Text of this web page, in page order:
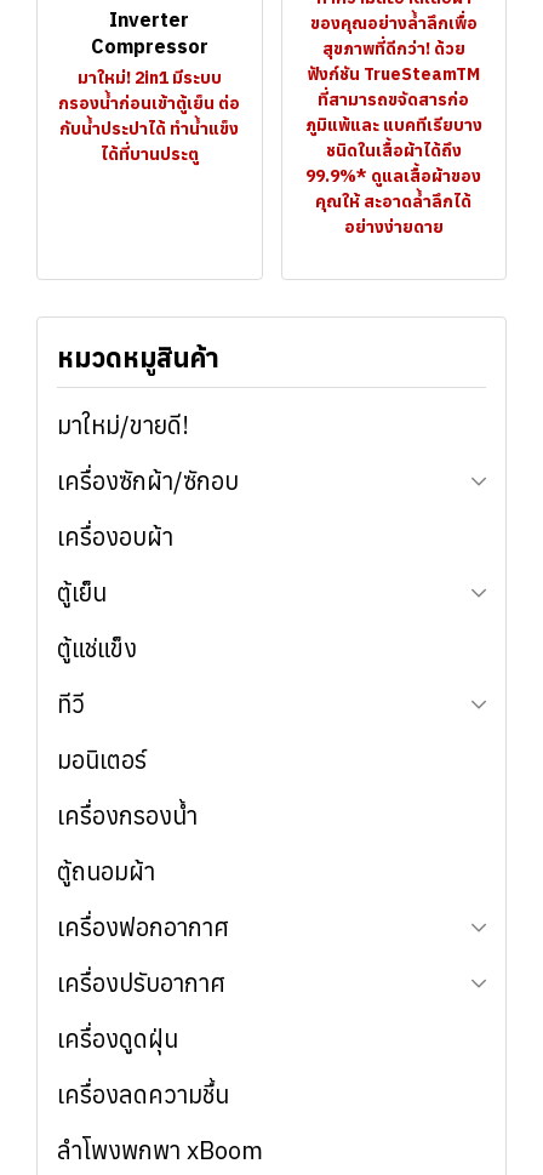
Inverter
Compressor
มาใหม่! 2in1 มีระบบ
กรองน้ำก่อนเข้าตู้เย็น ต่อ
กับน้ำประปาได้ ทำน้ำแข็ง
ได้ที่บานประตู
ของคุณอย่างล้ำลึกเพื่อ
สุขภาพที่ดีกว่า! ด้วย
ฟังก์ชัน TrueSteamTM
ที่สามารถขจัดสารก่อ
ภูมิแพ้และ แบคทีเรียบาง
ชนิดในเสื้อผ้าได้ถึง
99.9%* ดูแลเสื้อผ้าของ
คุณให้ สะอาดล้ำลึกได้
อย่างง่ายดาย
หมวดหมูสินค้า
มาใหม่/ขายดี!
เครื่องซักผ้า/ซักอบ
เครื่องซักผ้าฝาหน้า
ซักอบในเครื่องเดียว
เครื่องซักผ้าอบผ้าคู่ (WashTower)
เครื่องอบผ้า
ตู้เย็น
รุ่น 2 ประตู (ซ้าย-ขวา)
รุ่น 2 ประตู (บน-ล่าง)
ตู้แช่แข็ง
ทีวี
OLED
QNED
มอนิเตอร์
เครื่องกรองน้ำ
ตู้ถนอมผ้า
เครื่องฟอกอากาศ
ใช้งานทั่วไป
สำหรับสัตว์เลี้ยง
เครื่องปรับอากาศ
ใช้งานทั่วไป
เชิงพาณิชย์
เครื่องดูดฝุ่น
เครื่องลดความชื้น
ลำโพงพกพา xBoom